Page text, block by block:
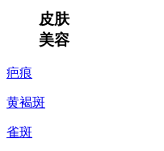
皮肤
美容
疤痕
黄褐斑
雀斑